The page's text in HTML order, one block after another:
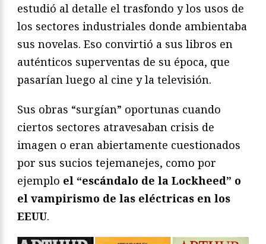
estudió al detalle el trasfondo y los usos de
los sectores industriales donde ambientaba
sus novelas. Eso convirtió a sus libros en
auténticos superventas de su época, que
pasarían luego al cine y la televisión.
Sus obras “surgían” oportunas cuando
ciertos sectores atravesaban crisis de
imagen o eran abiertamente cuestionados
por sus sucios tejemanejes, como por
ejemplo el “escándalo de la Lockheed” o
el vampirismo de las eléctricas en los
EEUU.